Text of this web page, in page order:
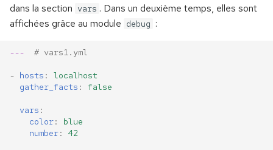
dans la section vars . Dans un deuxième temps, elles sont
affichées grâce au module debug :
--- # vars1.yml
- hosts :
localhost
gather_facts : false
vars :
color:
blue
number: 42